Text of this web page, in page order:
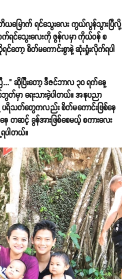
မြောက် ရင်သွေးလေး ကွယ်လွန်သွားပြီလို့
ရင်သွေးလေးကို ဇွန်လမှာ ကိုယ်ဝန် စ
င်တော့ စိတ်မကောင်းစွာနဲ့ ဆုံးရှုံးလိုက်ရပါ
..." ဆိုပြီးတော့ ဒီဇင်ဘာလ ၃၀ ရက်နေ့
တ်မှာ ရေးသားခဲ့ပါတယ်။ အနုပညာ
ပရိသတ်တွေကလည်း စိတ်မကောင်းဖြစ်နေ
ဆင့် ခွန်အားဖြစ်စေမယ့် စကားလေး
ပါတယ်။